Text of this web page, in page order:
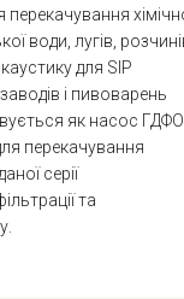
води, лугів,
для SIP
і пивоварень
як насос
перекачування
серії
та